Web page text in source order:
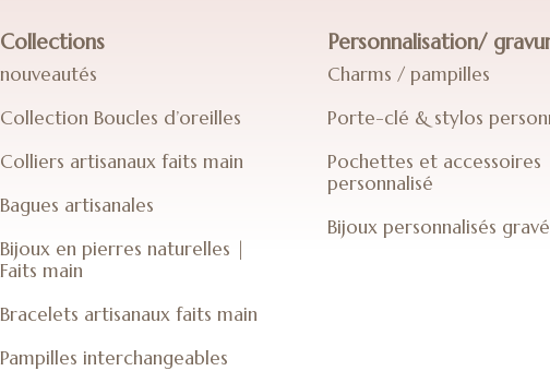
Collections
nouveautés
Collection Boucles d’oreilles
Colliers artisanaux faits main
Bagues artisanales
Bijoux en pierres naturelles |
Faits main
Bracelets artisanaux faits main
Pampilles interchangeables
Personnalisation/
Charms / pampilles
Porte-clé & stylos
Pochettes et accessoires
personnalisé
Bijoux personnalisés